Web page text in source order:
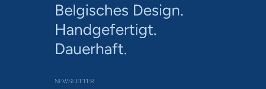
Belgisches Design.
Handgefertigt.
Dauerhaft.
NEWSLETTER